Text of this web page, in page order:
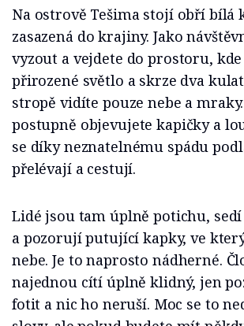
Na ostrově Tešima stojí obří bílá
zasazená do krajiny. Jako
vyzout a vejdete do prostoru,
přirozené světlo a skrze dva
stropě vidíte pouze nebe a
postupně objevujete kapičky a
se díky neznatelnému spádu
přelévají a cestují.
Lidé jsou tam úplně potichu,
a pozorují putující kapky, ve
nebe. Je to naprosto nádherné.
najednou cítí úplně klidný, jen
fotit a nic ho neruší. Moc se to